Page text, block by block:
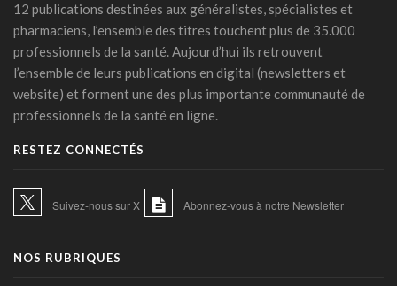
Urgence médicale : l'IA doit d'abord faire ses preuves face
au papier ( Valentin Dirken )
14 juillet 2026 - 16:59
Alzheimer: un score prédit la démence dix ans avant les
symptômes
14 juillet 2026 - 11:14
13 juillet 2026 - 09:03
12 publications destinées aux généralistes, spécialistes et
pharmaciens, l’ensemble des titres touchent plus de 35.000
professionnels de la santé. Aujourd’hui ils retrouvent
l’ensemble de leurs publications en digital (newsletters et
website) et forment une des plus importante communauté de
professionnels de la santé en ligne.
RESTEZ CONNECTÉS
Suivez-nous sur X Abonnez-vous à notre Newsletter
NOS RUBRIQUES